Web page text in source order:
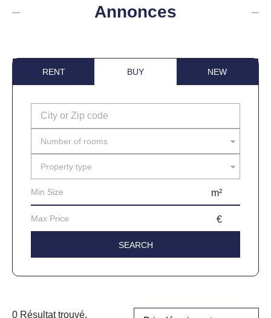
Annonces
RENT BUY NEW
Number of rooms
Property type
0 Résultat trouvé.